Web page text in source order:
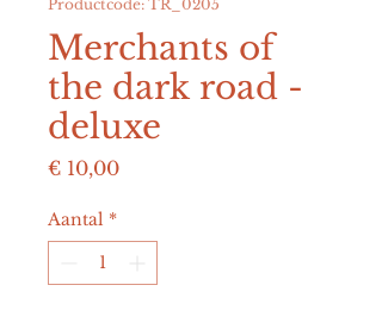
Productcode: TR_0205
Merchants of
the dark road -
deluxe
€ 10,00Prijs
Aantal *